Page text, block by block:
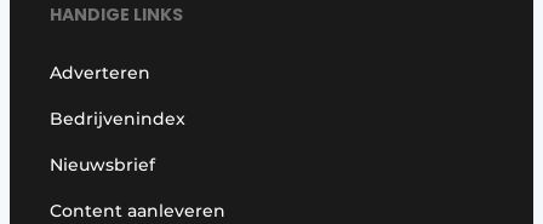
HANDIGE LINKS
Adverteren
Bedrijvenindex
Nieuwsbrief
Content aanleveren